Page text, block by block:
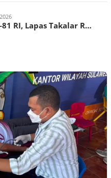
RI, Lapas Takalar R…